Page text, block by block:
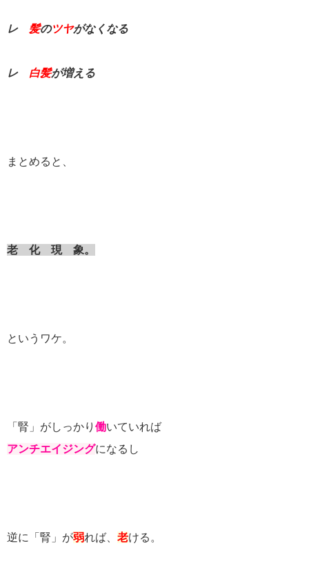
レ 髪のツヤがなくなる
レ 白髪が増える
まとめると、
老 化 現 象。
というワケ。
「腎」がしっかり 働いていれば
アンチエイジングになるし
逆に「腎」が弱れば、 老ける。